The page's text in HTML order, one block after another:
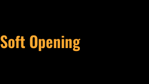
Soft Opening